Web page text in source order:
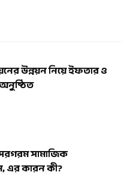
উন্নয়ন নিয়ে ইফতার ও
সরগরম সামাজিক
এর কারন কী?